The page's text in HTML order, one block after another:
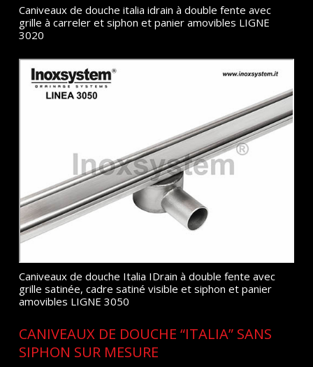
Caniveaux de douche italia idrain à double fente avec
grille à carreler et siphon et panier amovibles LIGNE
3020
Caniveaux de douche Italia IDrain à double fente avec
grille satinée, cadre satiné visible et siphon et panier
amovibles LIGNE 3050
CANIVEAUX DE DOUCHE “ITALIA” SANS
SIPHON SUR MESURE